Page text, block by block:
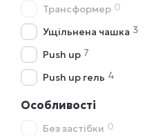
Трансформер 0
Ущільнена чашка 3
Push up 7
Push up гель 4
Особливості
Без застібки 0